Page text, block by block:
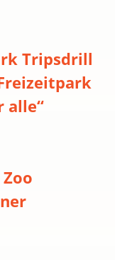
Tripsdrill
alle“